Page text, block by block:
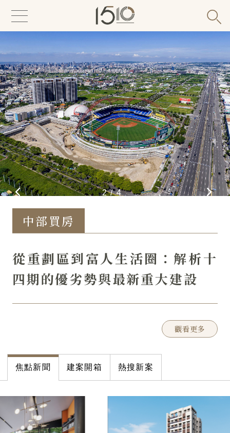
1510 房產一五一十説｜掌握趨勢．洞察前線
富宇建設新案專區：1388萬
起，下樓即逢甲，精奢宅2房2衛
觀看更多
中部買房
從重劃區到富人生活圈：解析十
四期的優劣勢與最新重大建設
觀看更多
開工動土
【師大苑】開工動土典禮圓滿
熱搜新案
聚佳豐美｜4字頭住進14期生活
2 / 4
焦點新聞 建案開箱 熱搜新案